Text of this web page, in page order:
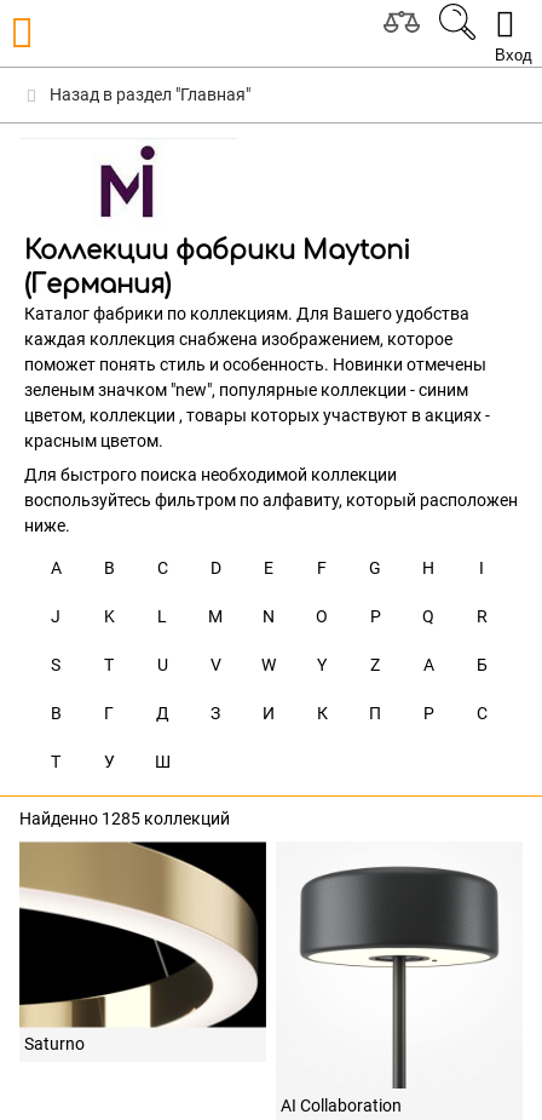
Вход
Назад в раздел "Главная"
Коллекции фабрики Maytoni
(Германия)
Каталог фабрики по коллекциям. Для Вашего удобства
каждая коллекция снабжена изображением, которое
поможет понять стиль и особенность. Новинки отмечены
зеленым значком "new", популярные коллекции - синим
цветом, коллекции , товары которых участвуют в акциях -
красным цветом.
Для быстрого поиска необходимой коллекции
воспользуйтесь фильтром по алфавиту, который расположен
ниже.
A B C D E F G H I
J K L M N O P Q R
S T U V W Y Z А Б
В Г Д З И К П Р С
Т У Ш
Найденно 1285 коллекций
Saturno
AI Collaboration